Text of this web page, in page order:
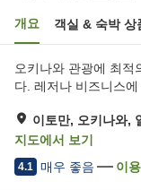
개요 객실 & 숙박 상
오키나와 관광에 최적
다. 레저나 비즈니스에
이토만, 오키나와,
지도에서 보기
4.1 매우 좋음 이